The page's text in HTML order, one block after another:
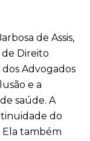
de Assis,
Direito
Advogados
e a
saúde. A
do
Ela também